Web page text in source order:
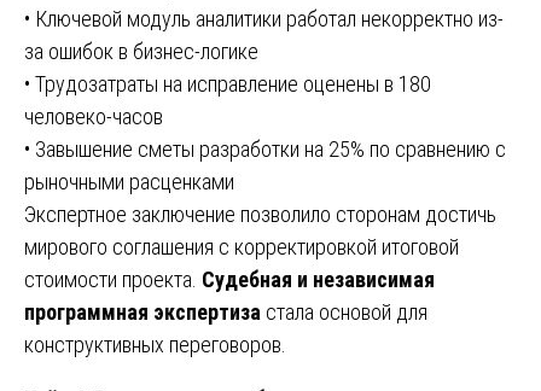
• Ключевой модуль аналитики работал некорректно из-
за ошибок в бизнес-логике
• Трудозатраты на исправление оценены в 180
человеко-часов
• Завышение сметы разработки на 25% по сравнению с
рыночными расценками
Экспертное заключение позволило сторонам достичь
мирового соглашения с корректировкой итоговой
стоимости проекта. Судебная и независимая
программная экспертиза стала основой для
конструктивных переговоров.